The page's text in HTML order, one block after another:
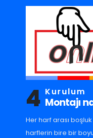
4 Kurulum
Montajı
Her harf arası
harflerin bire bir